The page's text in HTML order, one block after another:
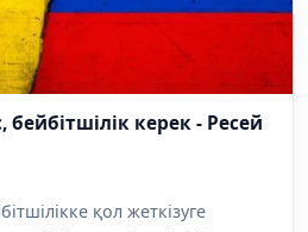
керек - Ресей
қол жеткізуге